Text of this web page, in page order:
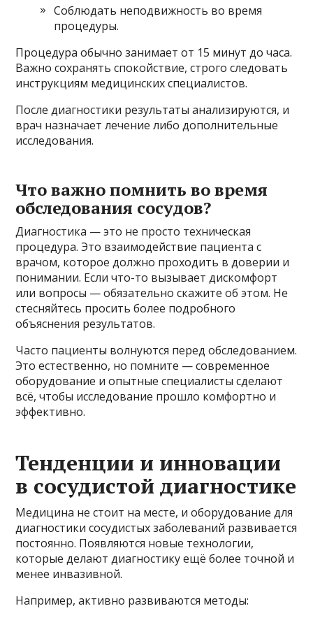
Соблюдать неподвижность во время
процедуры.
Процедура обычно занимает от 15 минут до часа.
Важно сохранять спокойствие, строго следовать
инструкциям медицинских специалистов.
После диагностики результаты анализируются, и
врач назначает лечение либо дополнительные
исследования.
Что важно помнить во время
обследования сосудов?
Диагностика — это не просто техническая
процедура. Это взаимодействие пациента с
врачом, которое должно проходить в доверии и
понимании. Если что-то вызывает дискомфорт
или вопросы — обязательно скажите об этом. Не
стесняйтесь просить более подробного
объяснения результатов.
Часто пациенты волнуются перед обследованием.
Это естественно, но помните — современное
оборудование и опытные специалисты сделают
всё, чтобы исследование прошло комфортно и
эффективно.
Тенденции и инновации
в сосудистой диагностике
Медицина не стоит на месте, и оборудование для
диагностики сосудистых заболеваний развивается
постоянно. Появляются новые технологии,
которые делают диагностику ещё более точной и
менее инвазивной.
Например, активно развиваются методы: